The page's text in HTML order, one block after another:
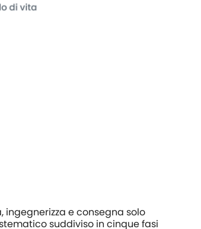
ingegnerizza e consegna solo
suddiviso in cinque fasi